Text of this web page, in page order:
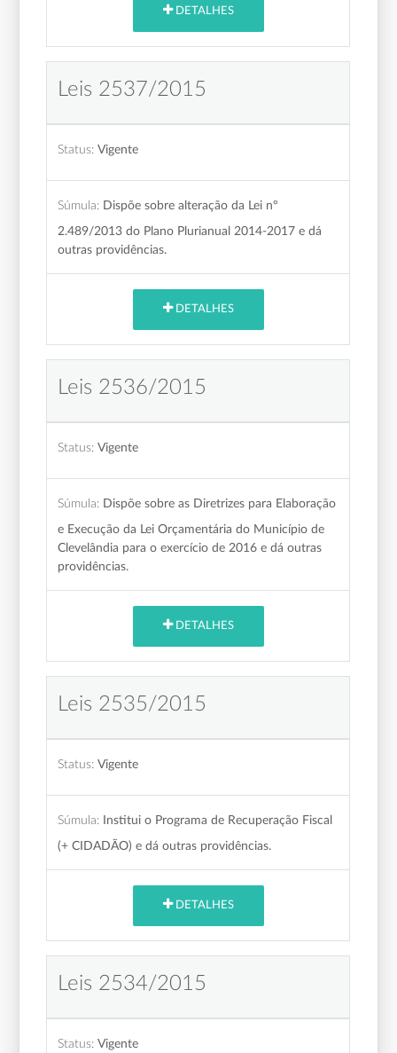
DETALHES
Leis 2537/2015
Status: Vigente
Súmula: Dispõe sobre alteração da Lei nº
2.489/2013 do Plano Plurianual 2014-2017 e dá
outras providências.
DETALHES
Leis 2536/2015
Status: Vigente
Súmula: Dispõe sobre as Diretrizes para Elaboração
e Execução da Lei Orçamentária do Município de
Clevelândia para o exercício de 2016 e dá outras
providências.
DETALHES
Leis 2535/2015
Status: Vigente
Súmula: Institui o Programa de Recuperação Fiscal
(+ CIDADÃO) e dá outras providências.
DETALHES
Leis 2534/2015
Status: Vigente